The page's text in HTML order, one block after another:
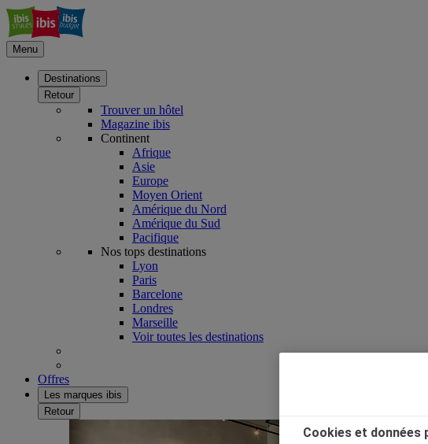
Menu
Destinations
Retour
Trouver un hôtel
Magazine ibis
Continent
Afrique
Asie
Europe
Moyen Orient
Amérique du Nord
Amérique du Sud
Pacifique
Nos tops destinations
Lyon
Paris
Barcelone
Londres
Marseille
Voir toutes les destinations
Offres
Les marques ibis
Retour
Cookies et données